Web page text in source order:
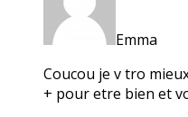
Emma
Coucou je v tro
+ pour etre bien et